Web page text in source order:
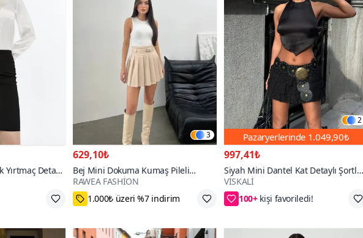
Detaylı
3
629,10₺
Bej Mini Dokuma Kumaş Pileli
Kemerli Etek
RAWEA FASHİON
%20 Kupon Fırsatı
2
Pazaryerlerinde 1.049,90₺
997,41₺
Siyah Mini Dantel Kat Detaylı Şortlu
Etek
VİSKALİ
100+
52₺ daha az öde